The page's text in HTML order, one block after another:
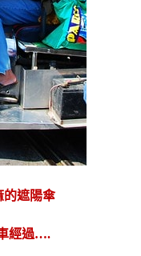
的遮陽傘
經過….